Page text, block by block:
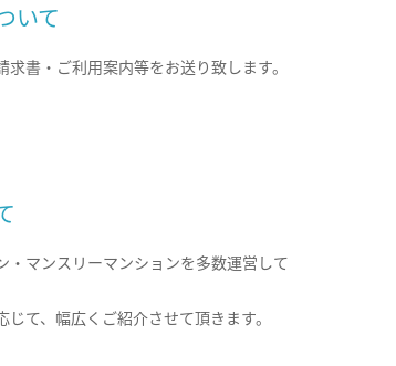
いて
書・ご利用案内等をお送り致します。
・マンスリーマンションを多数運営して
て、幅広くご紹介させて頂きます。